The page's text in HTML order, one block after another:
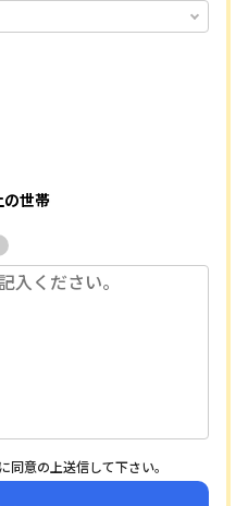
の世帯
に同意の上送信して下さい。